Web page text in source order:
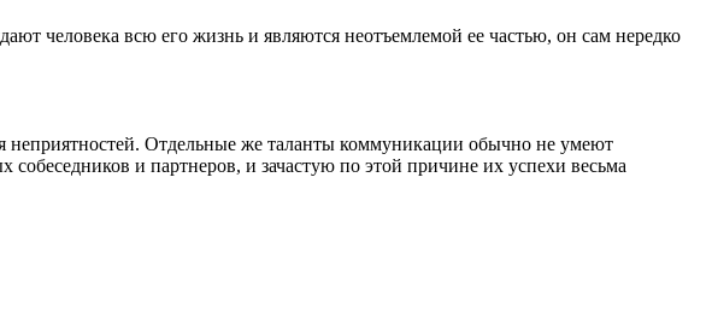
человека всю его жизнь и являются неотъемлемой ее частью, он сам нередко
неприятностей. Отдельные же таланты коммуникации обычно не умеют
собеседников и партнеров, и зачастую по этой причине их успехи весьма